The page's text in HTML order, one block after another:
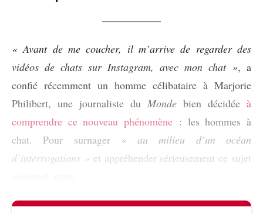
« Avant de me coucher, il m’arrive de regarder des
vidéos de chats sur Instagram, avec mon chat », a
confié récemment un homme célibataire à Marjorie
Philibert, une journaliste du Monde bien décidée à
comprendre ce nouveau phénomène : les hommes à
chat. Pour surnager « au milieu d’un océan
d’interrogations » et appréhender sérieusement ce sujet